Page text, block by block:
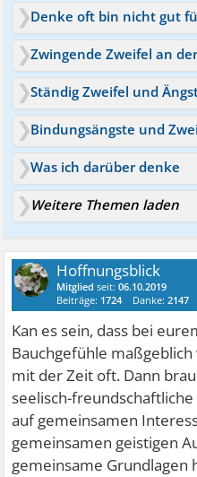
Denke oft bin nicht gut
Zwingende Zweifel an
Bindungsängste und
Was ich darüber denke
Weitere Themen laden
Hoffnungsblick
Mitglied seit:06.10.2019
Beiträge: 1724 Danke:2147
Kan es sein, dass bei
Bauchgefühle
mit der Zeit oft. Dann
seelisch-
auf gemeinsamen
gemeinsamen geistigen
gemeinsame Grundlagen